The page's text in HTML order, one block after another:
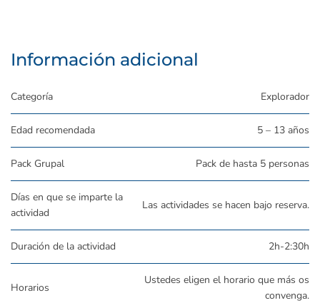
Información adicional
Categoría Explorador
Edad recomendada 5 – 13 años
Pack Grupal Pack de hasta 5 personas
Días en que se imparte la
actividad
Las actividades se hacen bajo reserva.
Duración de la actividad 2h-2:30h
Horarios
Ustedes eligen el horario que más os
convenga.